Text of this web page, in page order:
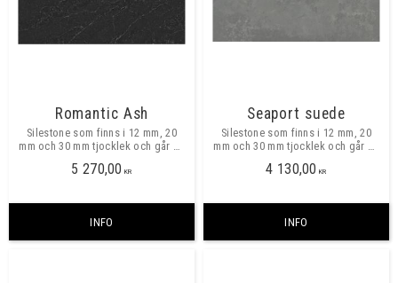
Romantic Ash
Silestone som finns i 12 mm, 20
mm och 30 mm tjocklek och går att
skarvfritt ca 3250x1580 mm. ​​
5 270,00 KR
INFO
Seaport suede
Silestone som finns i 12 mm, 20
mm och 30 mm tjocklek och går att
skarvfritt ca 3250x1580 mm.
4 130,00 KR
INFO